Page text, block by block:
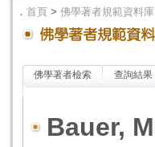
． 首頁 > 佛學著者規範資料庫
佛學著者檢索 查詢結果
Bauer,